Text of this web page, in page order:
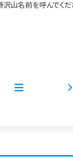
山名前を呼んでくだ